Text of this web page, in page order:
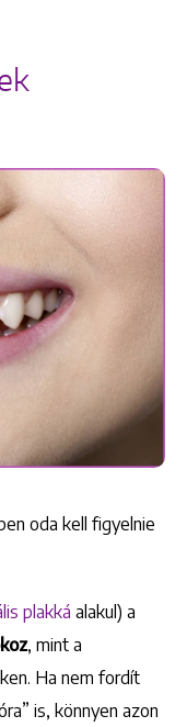
oda kell figyelnie
plakká alakul) a
, mint a
Ha nem fordít
is, könnyen azon